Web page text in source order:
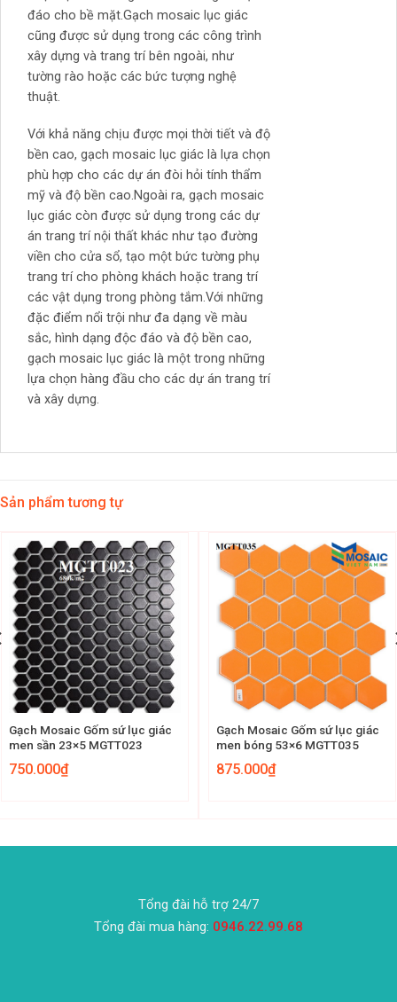
đáo cho bề mặt.Gạch mosaic lục giác
cũng được sử dụng trong các công trình
xây dựng và trang trí bên ngoài, như
tường rào hoặc các bức tượng nghệ
thuật.
Với khả năng chịu được mọi thời tiết và độ
bền cao, gạch mosaic lục giác là lựa chọn
phù hợp cho các dự án đòi hỏi tính thẩm
mỹ và độ bền cao.Ngoài ra, gạch mosaic
lục giác còn được sử dụng trong các dự
án trang trí nội thất khác như tạo đường
viền cho cửa sổ, tạo một bức tường phụ
trang trí cho phòng khách hoặc trang trí
các vật dụng trong phòng tắm.Với những
đặc điểm nổi trội như đa dạng về màu
sắc, hình dạng độc đáo và độ bền cao,
gạch mosaic lục giác là một trong những
lựa chọn hàng đầu cho các dự án trang trí
và xây dựng.
Sản phẩm tương tự
Gạch Mosaic Gốm sứ lục giác
men sần 23×5 MGTT023
750.000₫
Gạch Mosaic Gốm sứ lục giác
men bóng 53×6 MGTT035
875.000₫
Tổng đài hỗ trợ 24/7
Tổng đài mua hàng: 0946.22.99.68